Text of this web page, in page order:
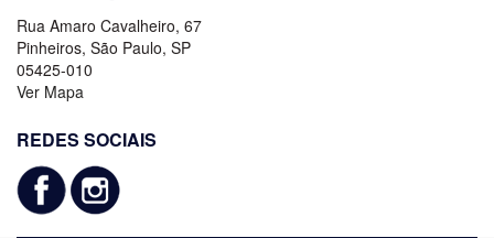
LOCALIZAÇÃO
Rua Amaro Cavalheiro, 67
Pinheiros, São Paulo, SP
05425-010
REDES SOCIAIS